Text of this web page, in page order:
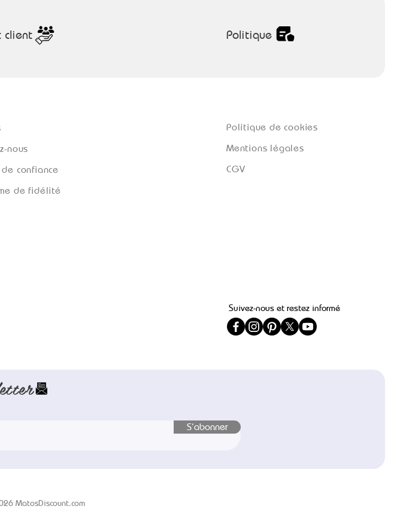
client Politique
de fidélité
confiance
nous
CGV
Mentions légales
Politique de cookies
Suivez-nous et restez informé
S’abonner
MatosDiscount.com